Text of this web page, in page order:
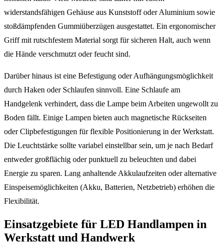
widerstandsfähigen Gehäuse aus Kunststoff oder Aluminium sowie
stoßdämpfenden Gummiüberzügen ausgestattet. Ein ergonomischer
Griff mit rutschfestem Material sorgt für sicheren Halt, auch wenn
die Hände verschmutzt oder feucht sind.
Darüber hinaus ist eine Befestigung oder Aufhängungsmöglichkeit
durch Haken oder Schlaufen sinnvoll. Eine Schlaufe am
Handgelenk verhindert, dass die Lampe beim Arbeiten ungewollt zu
Boden fällt. Einige Lampen bieten auch magnetische Rückseiten
oder Clipbefestigungen für flexible Positionierung in der Werkstatt.
Die Leuchtstärke sollte variabel einstellbar sein, um je nach Bedarf
entweder großflächig oder punktuell zu beleuchten und dabei
Energie zu sparen. Lang anhaltende Akkulaufzeiten oder alternative
Einspeisemöglichkeiten (Akku, Batterien, Netzbetrieb) erhöhen die
Flexibilität.
Einsatzgebiete für LED Handlampen in
Werkstatt und Handwerk